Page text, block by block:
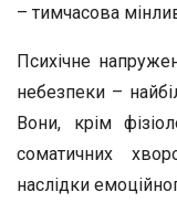
– тимчасова
Психічне
небезпеки –
Вони, крім
соматичних
наслідки